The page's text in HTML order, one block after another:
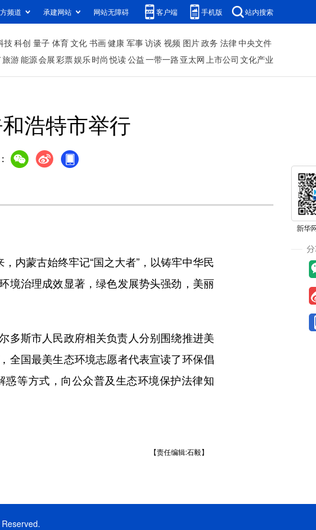
频道 承建网站 网站无障碍 客户端 手机版 站内搜索
技科创 量子 体育文化 书画健康 军事访谈 视频 图片政务 法律中央文件
旅游能源会展彩票娱乐时尚 悦读公益一带一路 亚太网上市公司 文化产业
浩特市举行
内蒙古始终牢记“国之大者”，以铸牢中华民
境治理成效显著，绿色发展势头强劲，美丽
斯市人民政府相关负责人分别围绕推进美
全国最美生态环境志愿者代表宣读了环保倡
等方式，向公众普及生态环境保护法律知
【责任编辑:石毅】